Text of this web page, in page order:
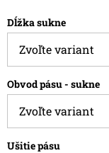
Dĺžka sukne
Obvod pásu - sukne
Ušitie pásu